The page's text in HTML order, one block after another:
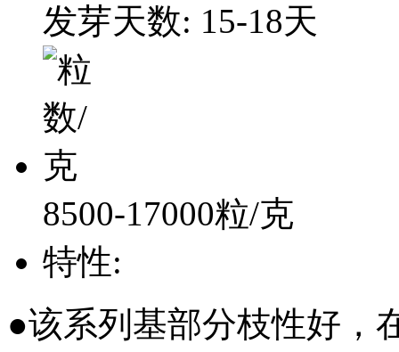
发芽天数: 15-18天
8500-17000粒/克
特性:
●该系列基部分枝性好，